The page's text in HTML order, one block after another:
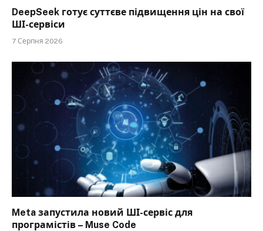
DeepSeek готує суттєве підвищення цін на свої
ШІ-сервіси
7 Серпня 2026
Meta запустила новий ШІ-сервіс для
програмістів – Muse Code